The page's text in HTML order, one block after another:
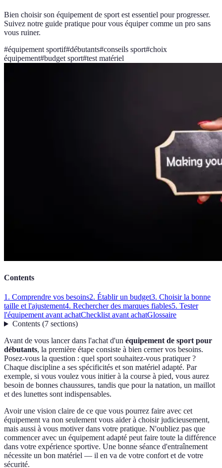
Bien choisir son équipement de sport est essentiel pour progresser.
Suivez notre guide pratique pour vous équiper comme un pro sans
vous ruiner.
#équipement sportif#débutants#conseils sport#choix
équipement#budget sport#test matériel
Contents
1. Comprendre vos besoins2. Établir un budget3. Choisir la bonne
taille et l'ajustement4. Rechercher des marques fiables5. Tester
l'équipement avant achatChecklist avant achatGlossaire
Contents(7 sections)
Avant de vous lancer dans l'achat d'un équipement de sport pour
débutants, la première étape consiste à bien cerner vos besoins.
Posez-vous la question : quel sport souhaitez-vous pratiquer ?
Chaque discipline a ses spécificités et son matériel adapté. Par
exemple, si vous voulez vous initier à la course à pied, vous aurez
besoin de bonnes chaussures, tandis que pour la natation, un maillot
et des lunettes sont indispensables.
Avoir une vision claire de ce que vous pourrez faire avec cet
équipement va non seulement vous aider à choisir judicieusement,
mais aussi à vous motiver dans votre pratique. N'oubliez pas que
commencer avec un équipement adapté peut faire toute la différence
dans votre expérience sportive. Une bonne séance d'entraînement
nécessite un bon matériel — il en va de votre confort et de votre
sécurité.